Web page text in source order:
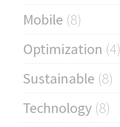
Mobile (8)
Optimization (4)
Sustainable (8)
Technology (8)